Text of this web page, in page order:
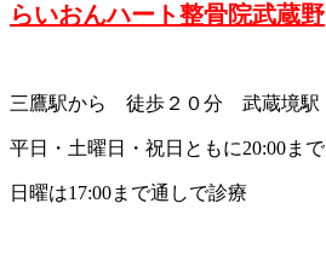
らいおんハート整骨院武蔵野
三鷹駅から 徒歩２０分 武蔵境
平日・土曜日・祝日ともに20:00まで
日曜は17:00まで通しで診療